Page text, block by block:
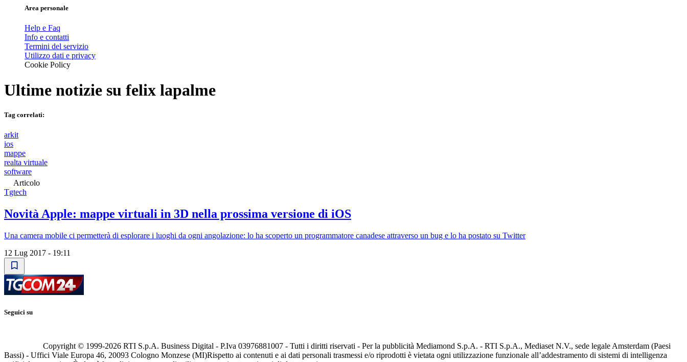
Area personale
Help e Faq
Info e contatti
Termini del servizio
Utilizzo dati e privacy
Cookie Policy
Ultime notizie su felix lapalme
Tag correlati:
arkit
ios
mappe
realta virtuale
software
Articolo
Tgtech
Novità Apple: mappe virtuali in 3D nella prossima versione di iOS
Una camera mobile ci permetterà di esplorare i luoghi da ogni angolazione: lo ha scoperto un programmatore canadese attraverso un bug e lo ha postato su Twitter
12 Lug 2017 - 19:11
Seguici su
Copyright © 1999-2026 RTI S.p.A. Business Digital - P.Iva 03976881007 - Tutti i diritti riservati - Per la pubblicità Mediamond S.p.A. - RTI S.p.A., Mediaset N.V., sede legale Amsterdam (Paesi
Bassi) - Uffici Viale Europa 46, 20093 Cologno Monzese (MI)Rispetto ai contenuti e ai dati personali trasmessi e/o riprodotti è vietata ogni utilizzazione funzionale all’addestramento di sistemi di intelligenza